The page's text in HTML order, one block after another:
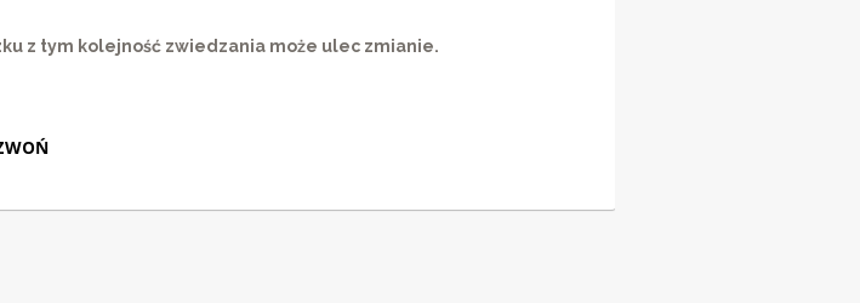
z tym kolejność zwiedzania może ulec zmianie.